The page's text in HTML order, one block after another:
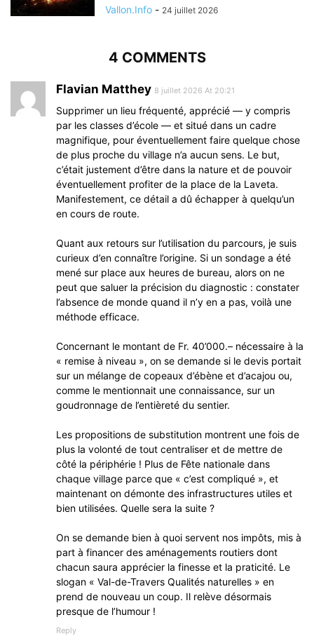
Vallon.Info - 24 juillet 2026
4 COMMENTS
Flavian Matthey 8 juillet 2026 At 20:21
Supprimer un lieu fréquenté, apprécié — y compris
par les classes d’école — et situé dans un cadre
magnifique, pour éventuellement faire quelque chose
de plus proche du village n’a aucun sens. Le but,
c’était justement d’être dans la nature et de pouvoir
éventuellement profiter de la place de la Laveta.
Manifestement, ce détail a dû échapper à quelqu’un
en cours de route.
Quant aux retours sur l’utilisation du parcours, je suis
curieux d’en connaître l’origine. Si un sondage a été
mené sur place aux heures de bureau, alors on ne
peut que saluer la précision du diagnostic : constater
l’absence de monde quand il n’y en a pas, voilà une
méthode efficace.
Concernant le montant de Fr. 40’000.– nécessaire à la
« remise à niveau », on se demande si le devis portait
sur un mélange de copeaux d’ébène et d’acajou ou,
comme le mentionnait une connaissance, sur un
goudronnage de l’entièreté du sentier.
Les propositions de substitution montrent une fois de
plus la volonté de tout centraliser et de mettre de
côté la périphérie ! Plus de Fête nationale dans
chaque village parce que « c’est compliqué », et
maintenant on démonte des infrastructures utiles et
bien utilisées. Quelle sera la suite ?
On se demande bien à quoi servent nos impôts, mis à
part à financer des aménagements routiers dont
chacun saura apprécier la finesse et la praticité. Le
slogan « Val-de-Travers Qualités naturelles » en
prend de nouveau un coup. Il relève désormais
presque de l’humour !
Reply